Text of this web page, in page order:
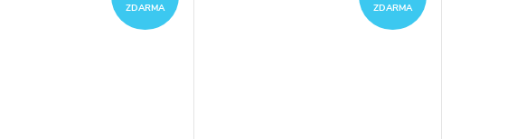
ZDARMA ZDARMA